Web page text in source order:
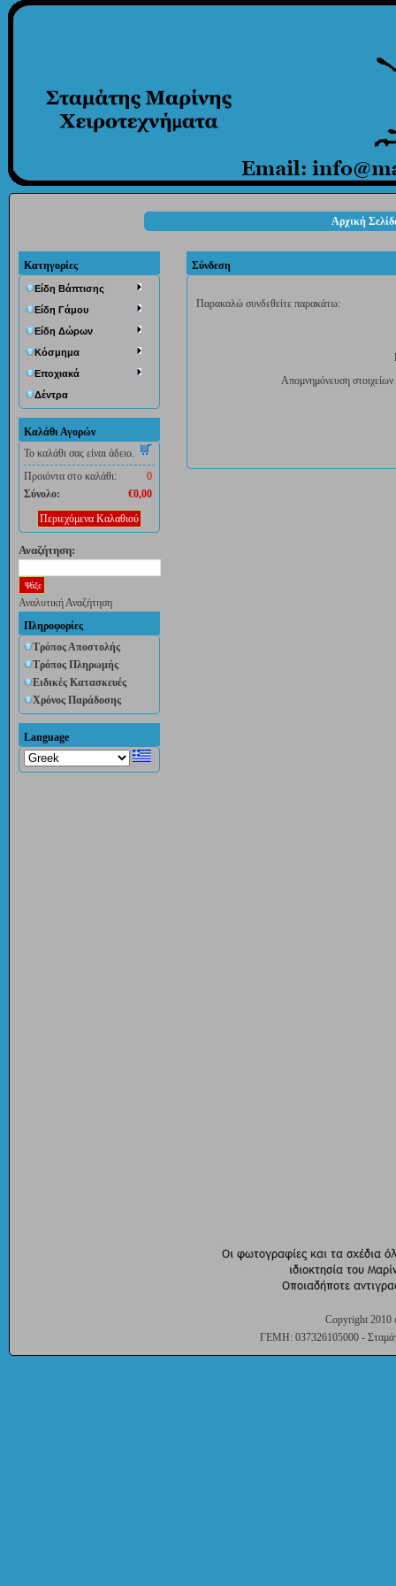
Αρχική
Κατηγορίες
Eίδη Βάπτισης
Είδη Γάμου
Είδη Δώρων
Κόσμημα
Εποχιακά
Δέντρα
Καλάθι Αγορών
Το καλάθι σας είναι άδειο.
0
Προιόντα στο καλάθι:
€0,00
Σύνολο:
Περιεχόμενα Καλαθιού
Αναζήτηση:
Αναλυτική Αναζήτηση
Πληροφορίες
Τρόπος Αποστολής
Τρόπος Πληρωμής
Ειδικές Κατασκευές
Χρόνος Παράδοσης
Language
Σύνδεση
Παρακαλώ συνδεθείτε παρακάτω:
Απομνημόνευση στοιχείων
Copyright 2010
ΓΕΜΗ: 037326105000 -